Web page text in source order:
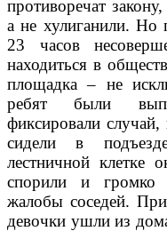
противоречат
а не хулиганили. Но
23 часов
находиться в
площадка – не
ребят были
фиксировали
сидели в
лестничной клетке
спорили и громко
жалобы соседей.
девочки ушли из